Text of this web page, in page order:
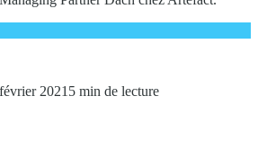
2021 5 min de lecture